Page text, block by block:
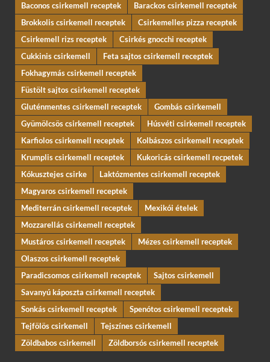
Baconos csirkemell receptek
Barackos csirkemell receptek
Brokkolis csirkemell receptek
Csirkemelles pizza receptek
Csirkemell rizs receptek
Csirkés gnocchi receptek
Cukkinis csirkemell
Feta sajtos csirkemell receptek
Fokhagymás csirkemell receptek
Füstölt sajtos csirkemell receptek
Gluténmentes csirkemell receptek
Gombás csirkemell
Gyümölcsös csirkemell receptek
Húsvéti csirkemell receptek
Karfiolos csirkemell receptek
Kolbászos csirkemell receptek
Krumplis csirkemell receptek
Kukoricás csirkemell recpetek
Kókusztejes csirke
Laktózmentes csirkemell receptek
Magyaros csirkemell receptek
Mediterrán csirkemell receptek
Mexikói ételek
Mozzarellás csirkemell receptek
Mustáros csirkemell receptek
Mézes csirkemell receptek
Olaszos csirkemell receptek
Paradicsomos csirkemell receptek
Sajtos csirkemell
Savanyú káposzta csirkemell receptek
Sonkás csirkemell receptek
Spenótos csirkemell receptek
Tejfölös csirkemell
Tejszínes csirkemell
Zöldbabos csirkemell
Zöldborsós csirkemell receptek